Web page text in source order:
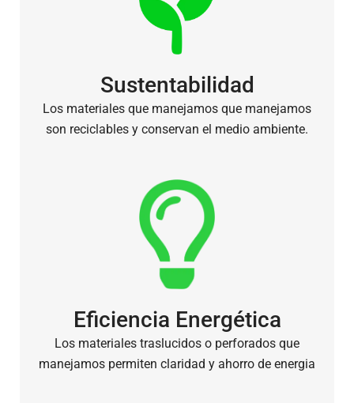
Sustentabilidad
Los materiales que manejamos que manejamos
son reciclables y conservan el medio ambiente.
Eficiencia Energética
Los materiales traslucidos o perforados que
manejamos permiten claridad y ahorro de energia